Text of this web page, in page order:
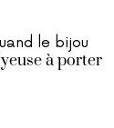
le bijou
à porter